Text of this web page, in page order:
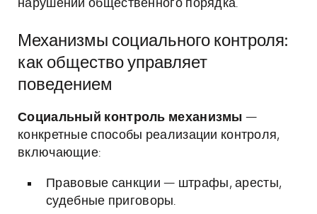
нарушений общественного порядка.
Механизмы социального контроля:
как общество управляет
поведением
Социальный контроль механизмы —
конкретные способы реализации контроля,
включающие:
Правовые санкции — штрафы, аресты,
судебные приговоры.